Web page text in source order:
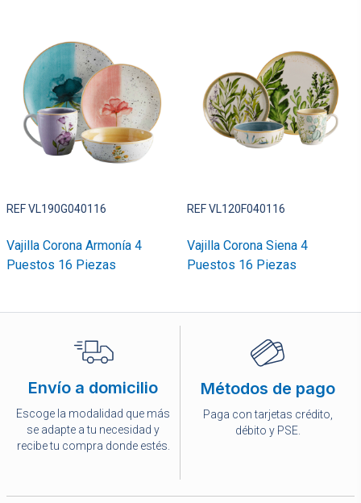
REF VL190G040116
Vajilla Corona Armonía 4
Puestos 16 Piezas
REF VL120F040116
Vajilla Corona Siena 4
Puestos 16 Piezas
Envío a domicilio
Escoge la modalidad que más
se adapte a tu necesidad y
recibe tu compra donde estés.
Métodos de pago
Paga con tarjetas crédito,
débito y PSE.